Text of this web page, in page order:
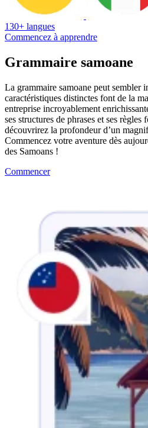
130+ langues
Commencez à apprendre
Grammaire samoane
La grammaire samoane peut sembler
caractéristiques distinctes font de la
entreprise incroyablement
ses structures de phrases et ses règles
découvrirez la profondeur d’un
Commencez votre aventure dès
des Samoans !
Commencer